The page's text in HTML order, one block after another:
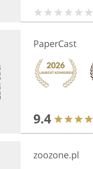
PaperCast
9.4
zoozone.pl